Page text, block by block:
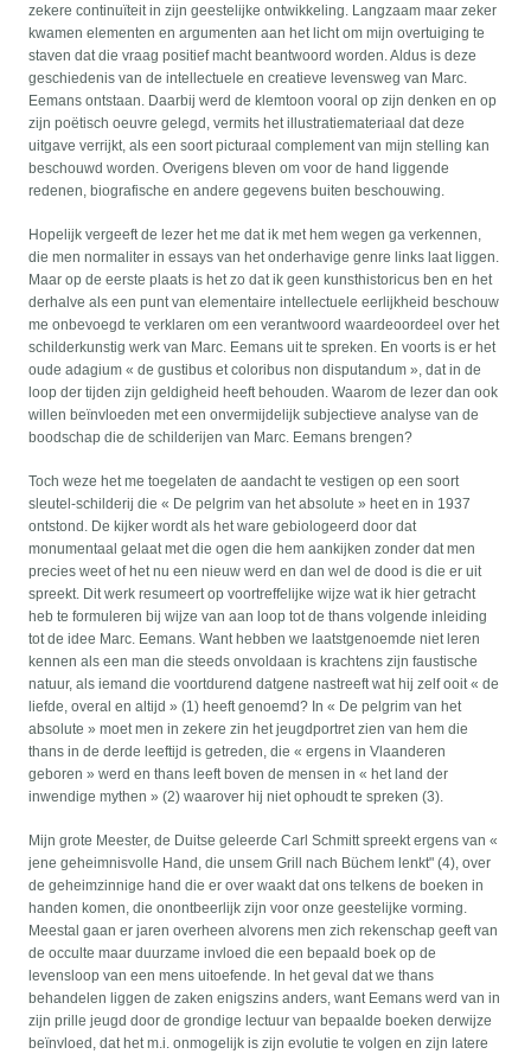
zekere continuïteit in zijn geestelijke ontwikkeling. Langzaam maar zeker
kwamen elementen en argumenten aan het licht om mijn overtuiging te
staven dat die vraag positief macht beantwoord worden. Aldus is deze
geschiedenis van de intellectuele en creatieve levensweg van Marc.
Eemans ontstaan. Daarbij werd de klemtoon vooral op zijn denken en op
zijn poëtisch oeuvre gelegd, vermits het illustratiemateriaal dat deze
uitgave verrijkt, als een soort picturaal complement van mijn stelling kan
beschouwd worden. Overigens bleven om voor de hand liggende
redenen, biografische en andere gegevens buiten beschouwing.
Hopelijk vergeeft de lezer het me dat ik met hem wegen ga verkennen,
die men normaliter in essays van het onderhavige genre links laat liggen.
Maar op de eerste plaats is het zo dat ik geen kunsthistoricus ben en het
derhalve als een punt van elementaire intellectuele eerlijkheid beschouw
me onbevoegd te verklaren om een verantwoord waardeoordeel over het
schilderkunstig werk van Marc. Eemans uit te spreken. En voorts is er het
oude adagium « de gustibus et coloribus non disputandum », dat in de
loop der tijden zijn geldigheid heeft behouden. Waarom de lezer dan ook
willen beïnvloeden met een onvermijdelijk subjectieve analyse van de
boodschap die de schilderijen van Marc. Eemans brengen?
Toch weze het me toegelaten de aandacht te vestigen op een soort
sleutel-schilderij die « De pelgrim van het absolute » heet en in 1937
ontstond. De kijker wordt als het ware gebiologeerd door dat
monumentaal gelaat met die ogen die hem aankijken zonder dat men
precies weet of het nu een nieuw werd en dan wel de dood is die er uit
spreekt. Dit werk resumeert op voortreffelijke wijze wat ik hier getracht
heb te formuleren bij wijze van aan loop tot de thans volgende inleiding
tot de idee Marc. Eemans. Want hebben we laatstgenoemde niet leren
kennen als een man die steeds onvoldaan is krachtens zijn faustische
natuur, als iemand die voortdurend datgene nastreeft wat hij zelf ooit « de
liefde, overal en altijd » (1) heeft genoemd? In « De pelgrim van het
absolute » moet men in zekere zin het jeugdportret zien van hem die
thans in de derde leeftijd is getreden, die « ergens in Vlaanderen
geboren » werd en thans leeft boven de mensen in « het land der
inwendige mythen » (2) waarover hij niet ophoudt te spreken (3).
Mijn grote Meester, de Duitse geleerde Carl Schmitt spreekt ergens van «
jene geheimnisvolle Hand, die unsem Grill nach Büchem lenkt" (4), over
de geheimzinnige hand die er over waakt dat ons telkens de boeken in
handen komen, die onontbeerlijk zijn voor onze geestelijke vorming.
Meestal gaan er jaren overheen alvorens men zich rekenschap geeft van
de occulte maar duurzame invloed die een bepaald boek op de
levensloop van een mens uitoefende. In het geval dat we thans
behandelen liggen de zaken enigszins anders, want Eemans werd van in
zijn prille jeugd door de grondige lectuur van bepaalde boeken derwijze
beïnvloed, dat het m.i. onmogelijk is zijn evolutie te volgen en zijn latere